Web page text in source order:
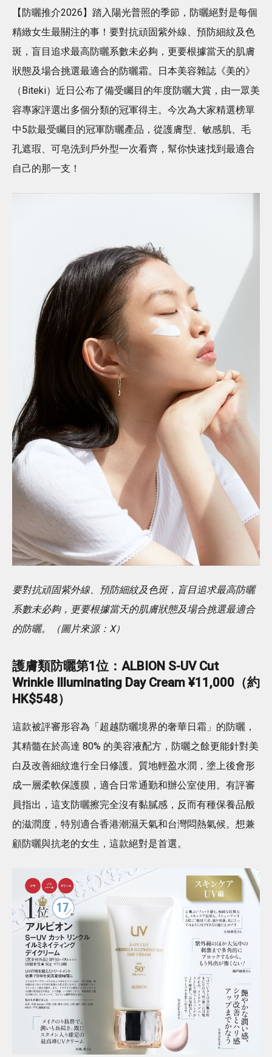
【防曬推介2026】踏入陽光普照的季節，防曬絕對是每個
精緻女生最關注的事！要對抗頑固紫外線、預防細紋及色
斑，盲目追求最高防曬系數未必夠，更要根據當天的肌膚
狀態及場合挑選最適合的防曬霜。日本美容雜誌《美的》
（Biteki）近日公布了備受矚目的年度防曬大賞，由一眾美
容專家評選出多個分類的冠軍得主。今次為大家精選榜單
中5款最受矚目的冠軍防曬產品，從護膚型、敏感肌、毛
孔遮瑕、可皂洗到戶外型一次看齊，幫你快速找到最適合
自己的那一支！
要對抗頑固紫外線、預防細紋及色斑，盲目追求最高防曬
系數未必夠，更要根據當天的肌膚狀態及場合挑選最適合
的防曬。（圖片來源：X）
護膚類防曬第1位：ALBION S-UV Cut
Wrinkle Illuminating Day Cream ¥11,000（約
HK$548）
這款被評審形容為「超越防曬境界的奢華日霜」的防曬，
其精髓在於高達 80% 的美容液配方，防曬之餘更能針對美
白及改善細紋進行全日修護。質地輕盈水潤，塗上後會形
成一層柔軟保護膜，適合日常通勤和辦公室使用。有評審
員指出，這支防曬擦完全沒有黏膩感，反而有種保養品般
的滋潤度，特別適合香港潮濕天氣和台灣悶熱氣候。想兼
顧防曬與抗老的女生，這款絕對是首選。